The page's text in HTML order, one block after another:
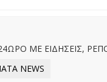
ΜΕ ΕΙΔΗΣΕΙΣ,
NEWS